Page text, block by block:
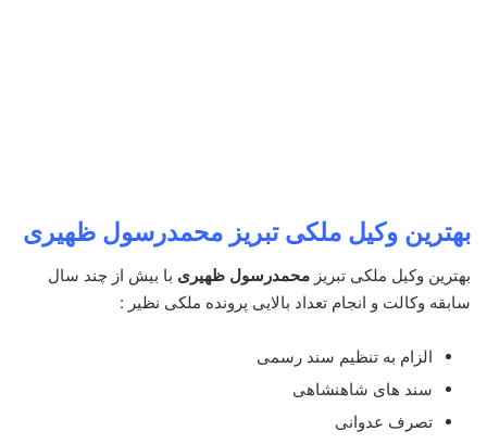
بهترین وکیل ملکی تبریز محمدرسول ظهیری
بهترین وکیل ملکی تبریز محمدرسول ظهیری با بیش از چند سال
سابقه وکالت و انجام تعداد بالایی پرونده ملکی نظیر :
الزام به تنظیم سند رسمی
سند های شاهنشاهی
تصرف عدوانی